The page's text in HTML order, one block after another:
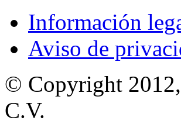
Información
Aviso de
© Copyright
C.V.